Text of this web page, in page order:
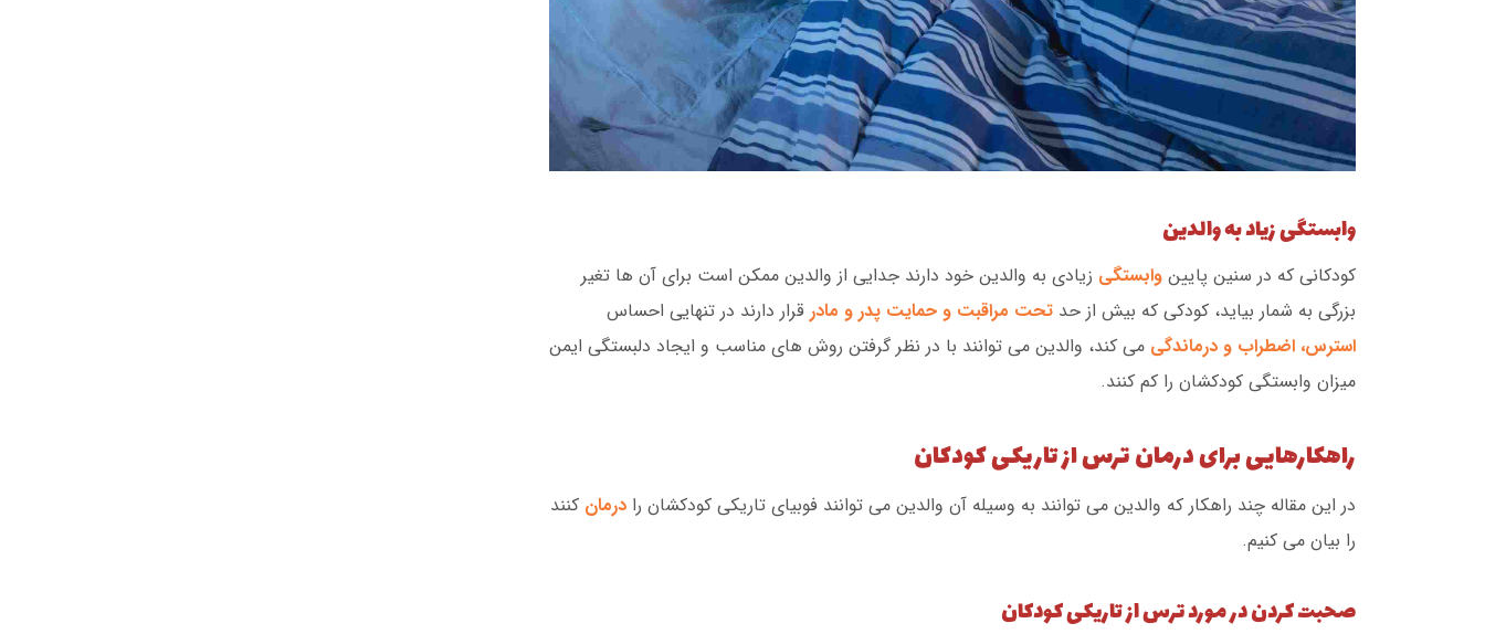
وابستگی زیاد به والدین
کودکانی که در سنین پایین وابستگی زیادی به والدین خود دارند جدایی از والدین ممکن است برای آن ها تغیر
بزرگی به شمار بیاید، کودکی که بیش از حد تحت مراقبت و حمایت پدر و مادر قرار دارند در تنهایی احساس
استرس، اضطراب و درماندگی می کند، والدین می توانند با در نظر گرفتن روش های مناسب و ایجاد دلبستگی ایمن
میزان وابستگی کودکشان را کم کنند.
راهکارهایی برای درمان ترس از تاریکی کودکان
در این مقاله چند راهکار که والدین می توانند به وسیله آن والدین می توانند فوبیای تاریکی کودکشان را درمان کنند
را بیان می کنیم.
صحبت کردن در مورد ترس از تاریکی کودکان